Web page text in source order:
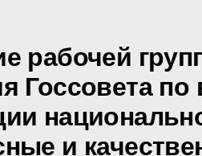
рабочей
Госсовета по
и